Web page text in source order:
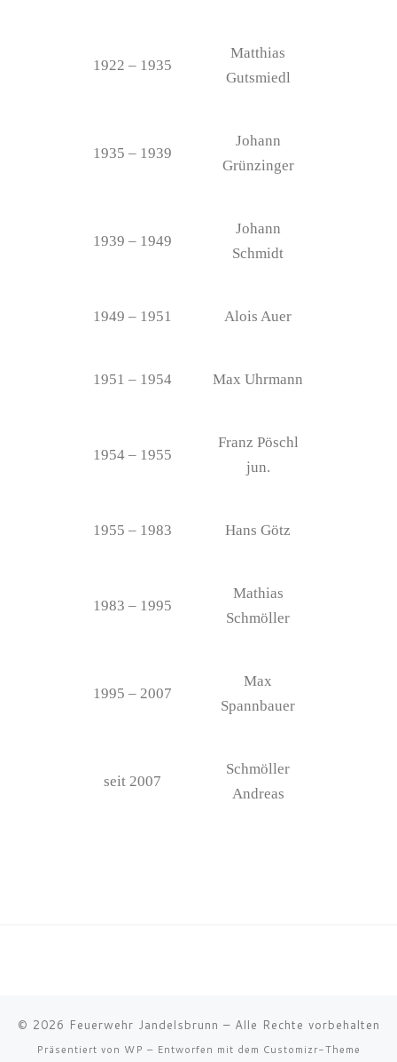
1922 – 1935
Matthias
Gutsmiedl
1935 – 1939
Johann
Grünzinger
1939 – 1949
Johann
Schmidt
1949 – 1951 Alois Auer
1951 – 1954 Max Uhrmann
1954 – 1955
Franz Pöschl
jun.
1955 – 1983 Hans Götz
1983 – 1995
Mathias
Schmöller
1995 – 2007
Max
Spannbauer
seit 2007
Schmöller
Andreas
© 2026 Feuerwehr Jandelsbrunn – Alle Rechte vorbehalten
Präsentiert von WP – Entworfen mit dem Customizr-Theme